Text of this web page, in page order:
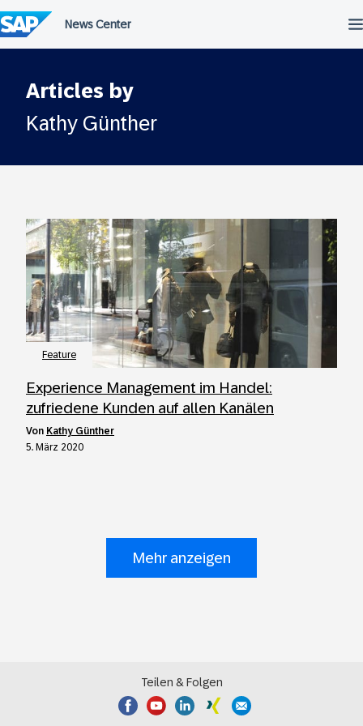
Articles by
Kathy Günther
Feature
Experience Management im Handel:
zufriedene Kunden auf allen Kanälen
von Kathy Günther
5. März 2020
Mehr anzeigen
Teilen & Folgen